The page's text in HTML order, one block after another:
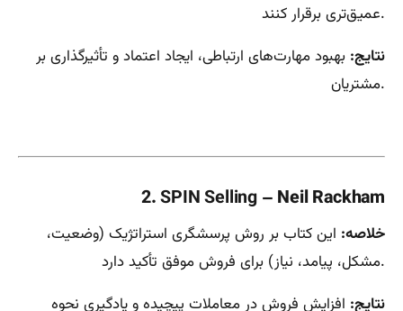
عمیق‌تری برقرار کنند.
نتایج: بهبود مهارت‌های ارتباطی، ایجاد اعتماد و تأثیرگذاری بر
مشتریان.
2.SPIN Selling– Neil Rackham
خلاصه: این کتاب بر روش پرسشگری استراتژیک (وضعیت،
مشکل، پیامد، نیاز) برای فروش موفق تأکید دارد.
نتایج: افزایش فروش در معاملات پیچیده و یادگیری نحوه